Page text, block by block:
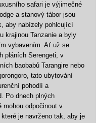
safari je výjimečné
a stanový tábor jsou
aby nabízely pohlcující
krajinou Tanzanie a byly
vybavením. Ať už se
pláních Serengeti, v
baobabů Tarangire nebo
tato ubytování
pohodlí a
Po dnech plných
mohou odpočinout v
je navrženo tak, aby je